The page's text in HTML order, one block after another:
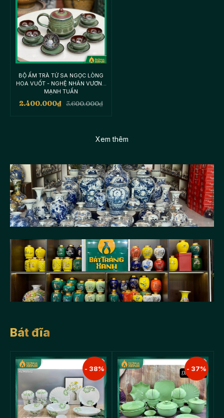
BỘ ẤM TRÀ TỬ SA NGỌC LÒNG
HOA VUỐT - NGHỆ NHÂN VƯƠNG
MẠNH TUẤN
2.400.000₫ 3.600.000₫
Xem thêm
Bát đĩa
- 38% - 37%